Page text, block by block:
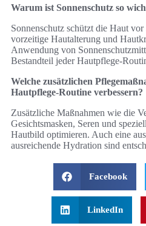
Warum ist Sonnenschutz so
Sonnenschutz schützt die Haut
vorzeitige Hautalterung und
Anwendung von
Bestandteil jeder Hautpflege-
Welche zusätzlichen
Hautpflege-Routine verbessern?
Zusätzliche Maßnahmen wie die
Gesichtsmasken, Seren und
Hautbild optimieren. Auch eine
ausreichende Hydration sind
Facebook
LinkedIn